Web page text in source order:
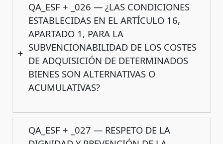
QA_ESF + _026 — ¿LAS CONDICIONES
ESTABLECIDAS EN EL ARTÍCULO 16,
APARTADO 1, PARA LA
SUBVENCIONABILIDAD DE LOS COSTES
DE ADQUISICIÓN DE DETERMINADOS
BIENES SON ALTERNATIVAS O
ACUMULATIVAS?
QA_ESF + _027 — RESPETO DE LA